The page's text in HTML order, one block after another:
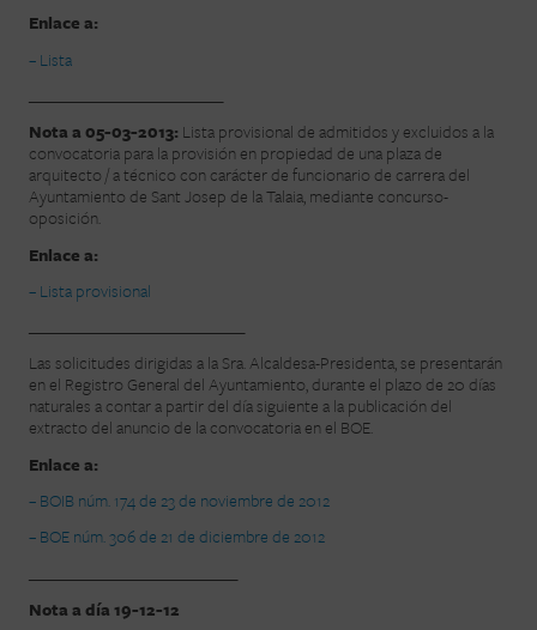
Enlace a:
– Lista
Nota a 05-03-2013: Lista provisional de admitidos y excluidos a la
convocatoria para la provisión en propiedad de una plaza de
arquitecto / a técnico con carácter de funcionario de carrera del
Ayuntamiento de Sant Josep de la Talaia, mediante concurso-
oposición.
Enlace a:
– Lista provisional
Las solicitudes dirigidas a la Sra. Alcaldesa-Presidenta, se presentarán
en el Registro General del Ayuntamiento, durante el plazo de 20 días
naturales a contar a partir del día siguiente a la publicación del
extracto del anuncio de la convocatoria en el BOE.
Enlace a:
– BOIB núm. 174 de 23 de noviembre de 2012
– BOE núm. 306 de 21 de diciembre de 2012
Nota a día 19-12-12